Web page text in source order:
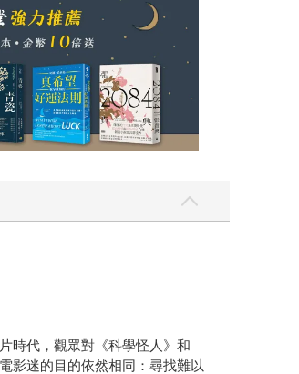
時代，觀眾對《科學怪人》和
影迷的目的依然相同：尋找難以